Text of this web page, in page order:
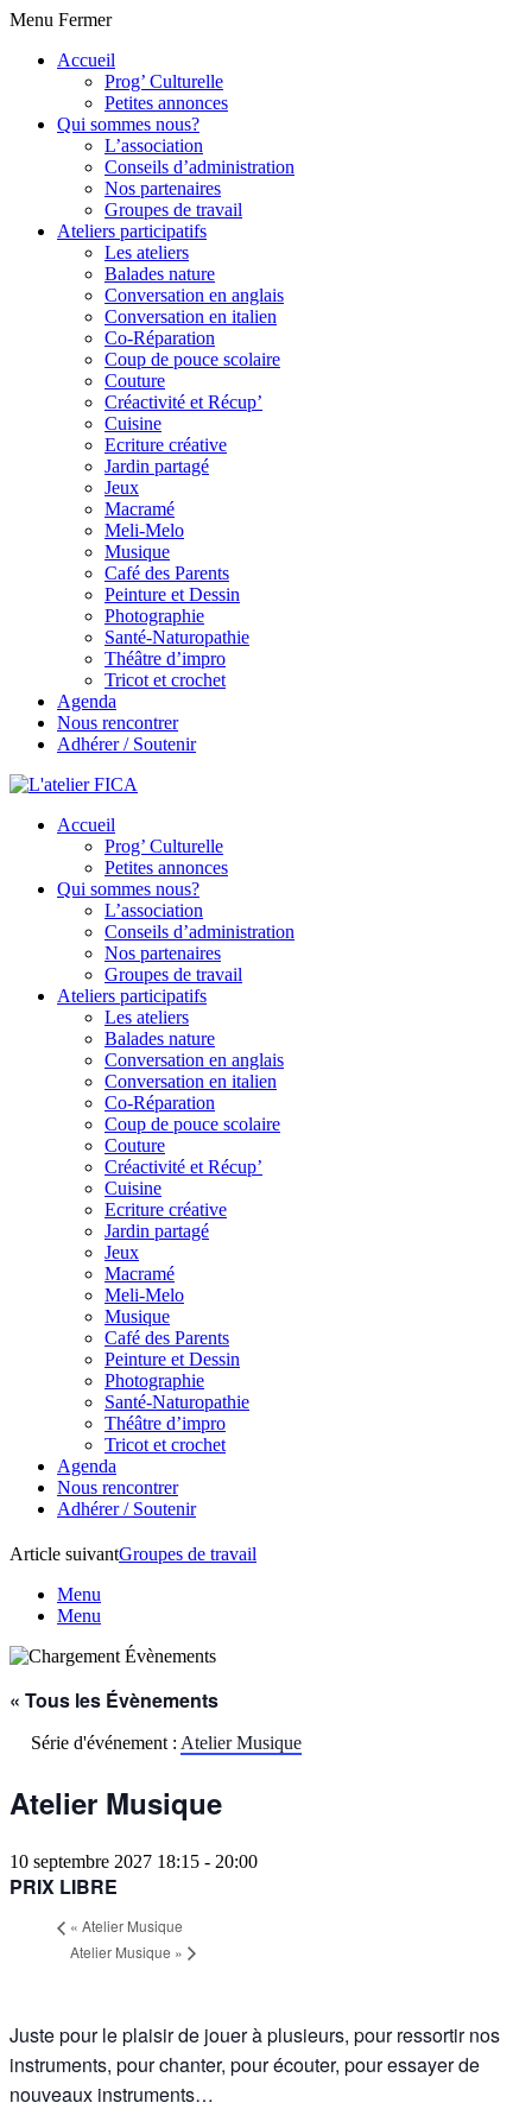
Menu Fermer
Accueil
Prog’ Culturelle
Petites annonces
Qui sommes nous?
L’association
Conseils d’administration
Nos partenaires
Groupes de travail
Ateliers participatifs
Les ateliers
Balades nature
Conversation en anglais
Conversation en italien
Co-Réparation
Coup de pouce scolaire
Couture
Créactivité et Récup’
Cuisine
Ecriture créative
Jardin partagé
Jeux
Macramé
Meli-Melo
Musique
Café des Parents
Peinture et Dessin
Photographie
Santé-Naturopathie
Théâtre d’impro
Tricot et crochet
Agenda
Nous rencontrer
Adhérer / Soutenir
L'atelier FICA
Actions conviviales écologiques et solidaires sur le territoire de
Meximieux
Accueil
Prog’ Culturelle
Petites annonces
Qui sommes nous?
L’association
Conseils d’administration
Nos partenaires
Groupes de travail
Ateliers participatifs
Les ateliers
Balades nature
Conversation en anglais
Conversation en italien
Co-Réparation
Coup de pouce scolaire
Couture
Créactivité et Récup’
Cuisine
Ecriture créative
Jardin partagé
Jeux
Macramé
Meli-Melo
Musique
Café des Parents
Peinture et Dessin
Photographie
Santé-Naturopathie
Théâtre d’impro
Tricot et crochet
Agenda
Nous rencontrer
Adhérer / Soutenir
Article suivantGroupes de travail
Menu
Menu
« Tous les Évènements
Série d'événement : Atelier Musique
Atelier Musique
10 septembre 2027 18:15 - 20:00
PRIX LIBRE
« Atelier Musique
Atelier Musique »
Juste pour le plaisir de jouer à plusieurs, pour ressortir nos
instruments, pour chanter, pour écouter, pour essayer de
nouveaux instruments…